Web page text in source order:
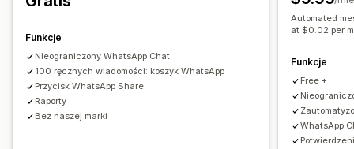
Dostosowanie
Kolor i czcionka Emotikony i naklejki
Godziny pracy
Wiadomości powitalne
Przypisanie czatu
Funkcje
Nieograniczony WhatsApp Chat
100 ręcznych wiadomości: koszyk WhatsApp
Przycisk WhatsApp Share
Raporty
Bez naszej marki
Automated
at $0.02 per
Funkcje
Free +
WhatsApp